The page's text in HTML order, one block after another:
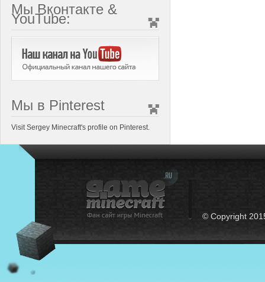
Мы Вконтакте &
YouTube:
Мы в Pinterest
Visit Sergey Minecraft's profile on Pinterest.
© Copyright